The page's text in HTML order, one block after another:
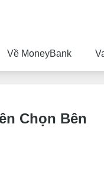
Về MoneyBank
Chọn Bên